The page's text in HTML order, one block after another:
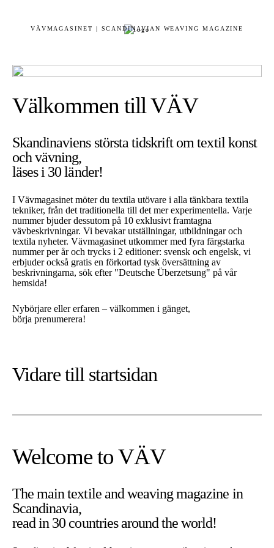
VÄVMAGASINET | SCANDINAVIAN WEAVING MAGAZINE
Välkommen till VÄV
Skandinaviens största tidskrift om textil konst
och vävning,
läses i 30 länder!
I Vävmagasinet möter du textila utövare i alla tänkbara textila
tekniker, från det traditionella till det mer experimentella. Varje
nummer bjuder dessutom på 10 exklusivt framtagna
vävbeskrivningar. Vi bevakar utställningar, utbildningar och
textila nyheter. Vävmagasinet utkommer med fyra färgstarka
nummer per år och trycks i 2 editioner: svensk och engelsk, vi
erbjuder också gratis en förkortad tysk översättning av
beskrivningarna, sök efter "Deutsche Überzetsung" på vår
hemsida!
Nybörjare eller erfaren – välkommen i gänget,
börja prenumerera!
Vidare till startsidan
Welcome to VÄV
The main textile and weaving magazine in
Scandinavia,
read in 30 countries around the world!